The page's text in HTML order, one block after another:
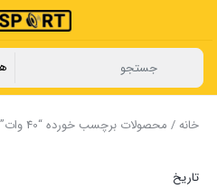
خانه/ محصولات برچسب خورده “40 وات”
تاریخ